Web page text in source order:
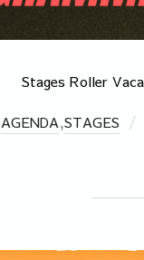
Stages Roller
AGENDA,STAGES